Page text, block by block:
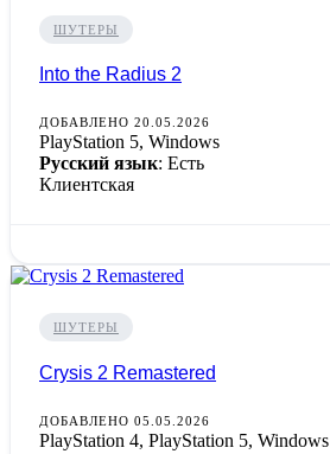
ШУТЕРЫ
Into the Radius 2
ДОБАВЛЕНО 20.05.2026
PlayStation 5, Windows
Русский язык: Есть
Клиентская
ШУТЕРЫ
Crysis 2 Remastered
ДОБАВЛЕНО 05.05.2026
PlayStation 4, PlayStation 5, Windows